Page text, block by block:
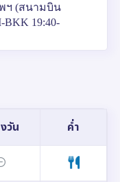
ฯ (สนามบิน
19:40-
วัน ค่ำ